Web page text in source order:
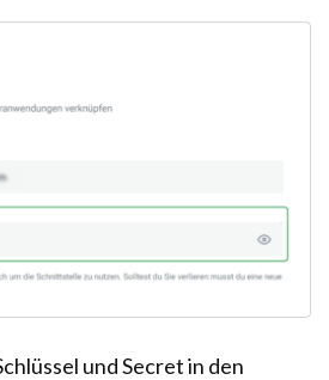
und Secret in den